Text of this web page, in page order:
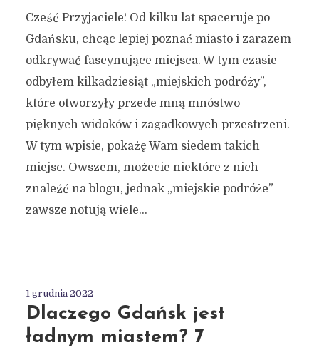
Cześć Przyjaciele! Od kilku lat spaceruje po
Gdańsku, chcąc lepiej poznać miasto i zarazem
odkrywać fascynujące miejsca. W tym czasie
odbyłem kilkadziesiąt „miejskich podróży”,
które otworzyły przede mną mnóstwo
pięknych widoków i zagadkowych przestrzeni.
W tym wpisie, pokażę Wam siedem takich
miejsc. Owszem, możecie niektóre z nich
znaleźć na blogu, jednak „miejskie podróże”
zawsze notują wiele...
1 grudnia 2022
Dlaczego Gdańsk jest
ładnym miastem? 7